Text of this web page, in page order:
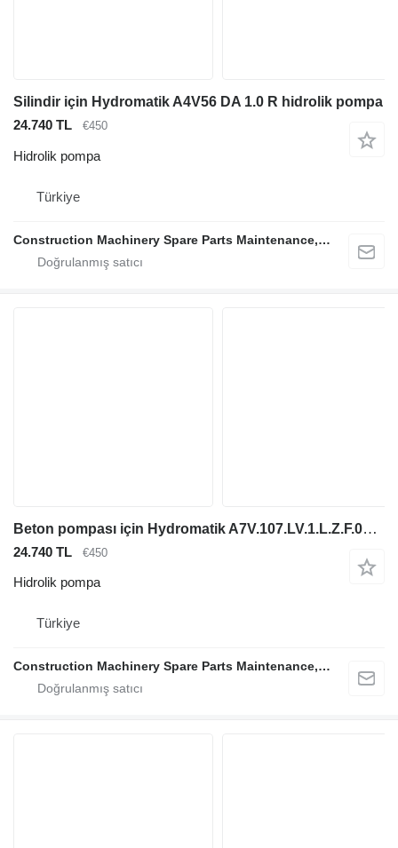
Silindir için Hydromatik A4V56 DA 1.0 R hidrolik pompa
24.740 TL
€450
Hidrolik pompa
Türkiye
Construction Machinery Spare Parts Maintenance, Repair and Sales Company
Beton pompası için Hydromatik A7V.107.LV.1.L.Z.F.08 hidrolik pompa
24.740 TL €450
Hidrolik pompa
Türkiye
Construction Machinery Spare Parts Maintenance, Repair and Sales Company